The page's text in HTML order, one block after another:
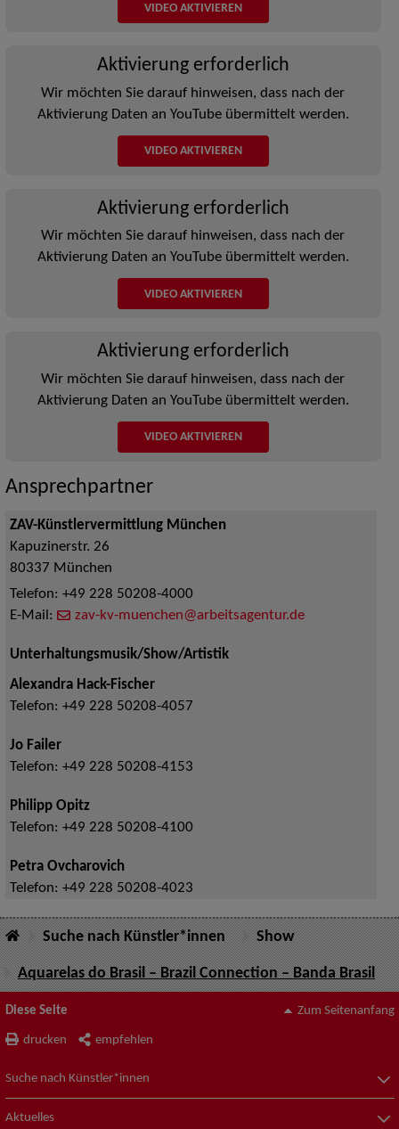
VIDEO AKTIVIEREN
Aktivierung erforderlich
Wir möchten Sie darauf hinweisen, dass nach der
Aktivierung Daten an YouTube übermittelt werden.
VIDEO AKTIVIEREN
Aktivierung erforderlich
Wir möchten Sie darauf hinweisen, dass nach der
Aktivierung Daten an YouTube übermittelt werden.
VIDEO AKTIVIEREN
Aktivierung erforderlich
Wir möchten Sie darauf hinweisen, dass nach der
Aktivierung Daten an YouTube übermittelt werden.
VIDEO AKTIVIEREN
Ansprechpartner
ZAV-Künstlervermittlung München
Kapuzinerstr. 26
80337 München
Telefon: +49 228 50208-4000
E-Mail:
zav-kv-muenchen@arbeitsagentur.de
Unterhaltungsmusik/Show/Artistik
Alexandra Hack-Fischer
Telefon: +49 228 50208-4057
Jo Failer
Telefon: +49 228 50208-4153
Philipp Opitz
Telefon: +49 228 50208-4100
Petra Ovcharovich
Telefon: +49 228 50208-4023
Suche nach Künstler*innen Show
Aquarelas do Brasil – Brazil Connection – Banda Brasil
Diese Seite
drucken empfehlen
Zum Seitenanfang
Suche nach Künstler*innen
Aktuelles